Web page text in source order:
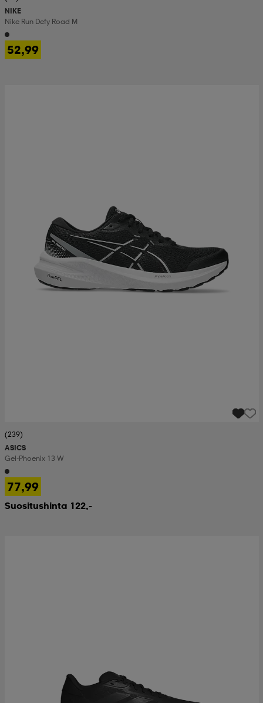
NIKE
Nike Run Defy Road M
52,99
(239)
ASICS
Gel-Phoenix 13 W
77,99
Suositushinta 122,-